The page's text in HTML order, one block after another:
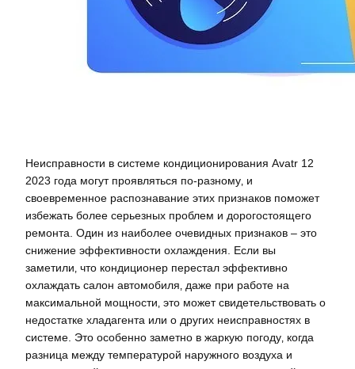
Неисправности в системе кондиционирования Avatr 12
2023 года могут проявляться по-разному‚ и
своевременное распознавание этих признаков поможет
избежать более серьезных проблем и дорогостоящего
ремонта. Один из наиболее очевидных признаков – это
снижение эффективности охлаждения. Если вы
заметили‚ что кондиционер перестал эффективно
охлаждать салон автомобиля‚ даже при работе на
максимальной мощности‚ это может свидетельствовать о
недостатке хладагента или о других неисправностях в
системе. Это особенно заметно в жаркую погоду‚ когда
разница между температурой наружного воздуха и